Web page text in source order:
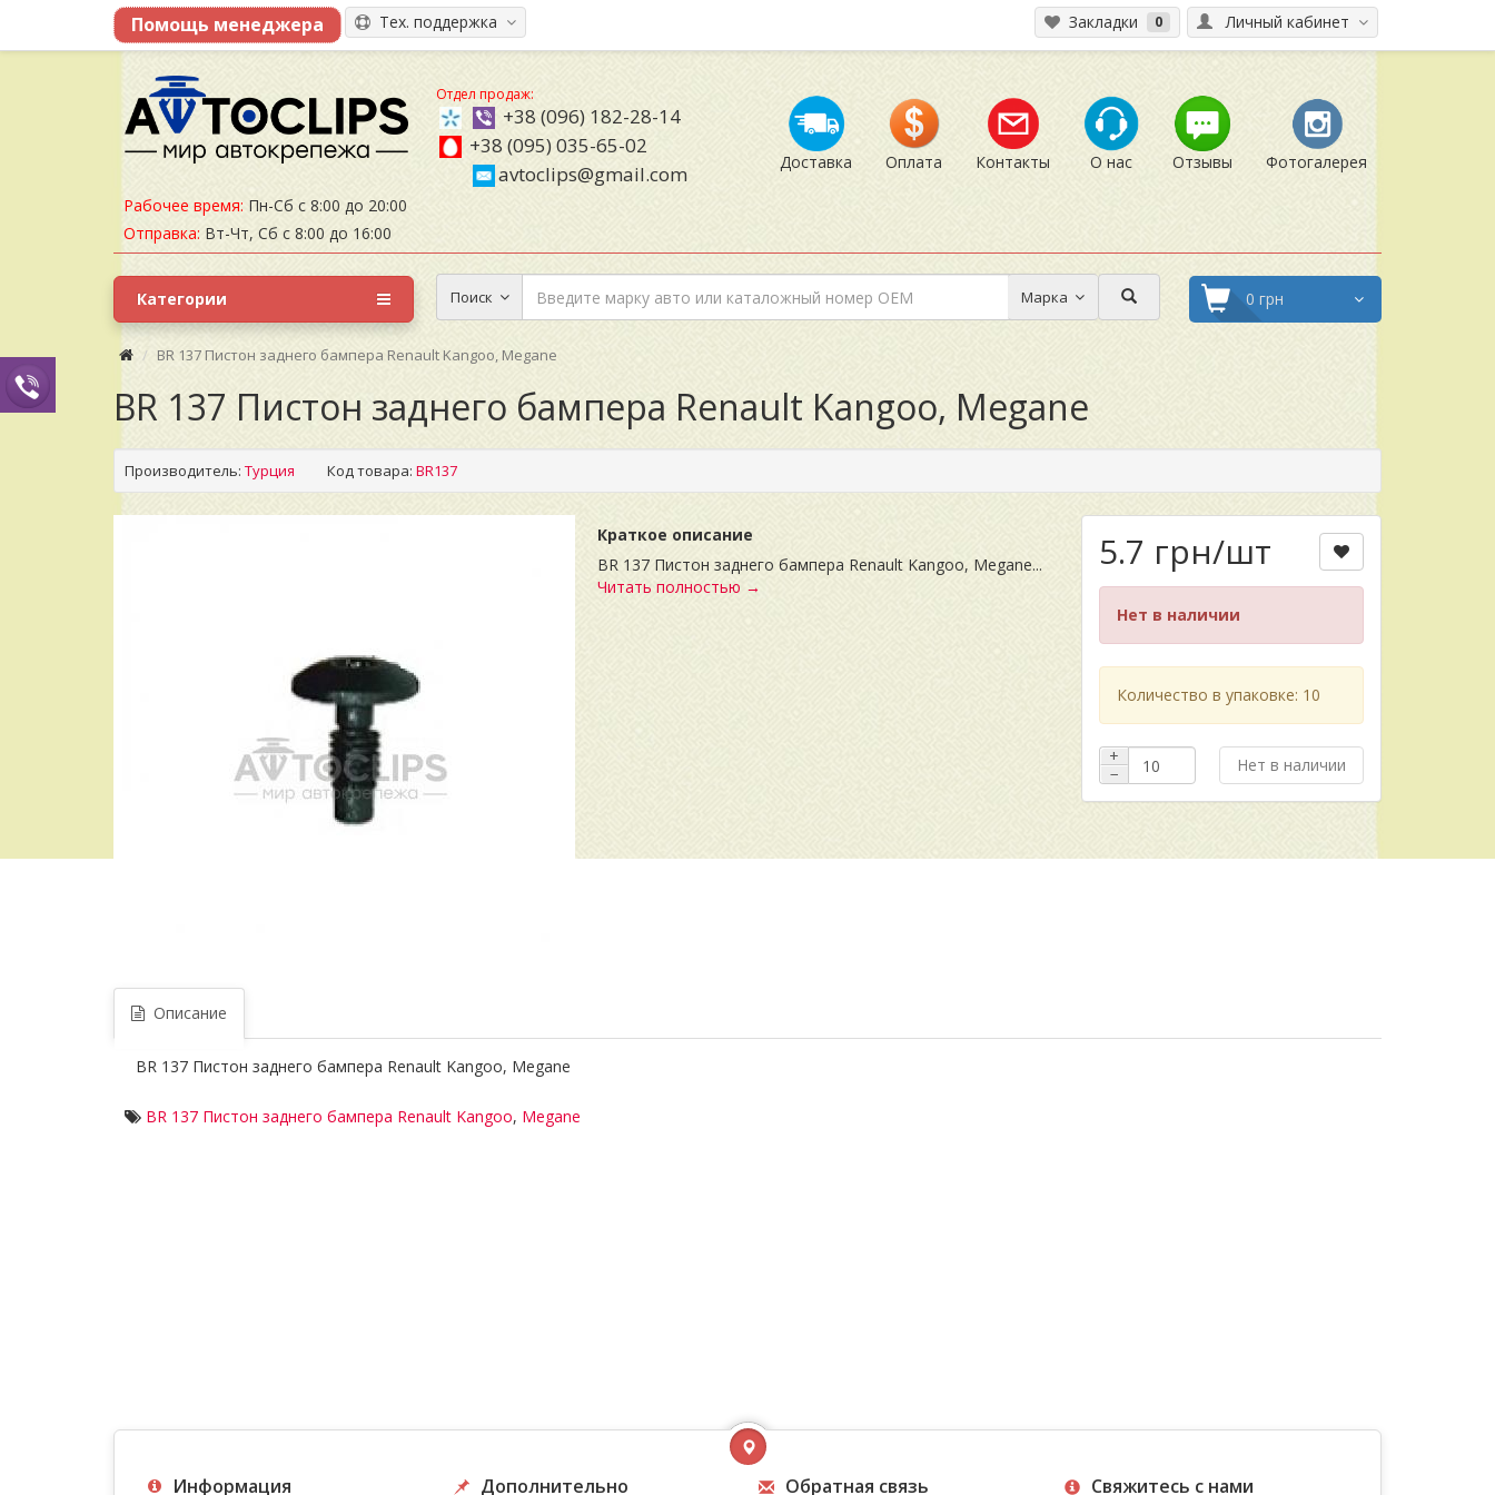
Личный кабинет
Тех. поддержка Закладки 0
Рабочее время: Пн-Сб с 8:00 до 20:00
Отправка: Вт-Чт, Сб с 8:00 до 16:00
Отдел продаж:
+38 (096) 182-28-14
+38 (095) 035-65-02
avtoclips@gmail.com
Доставка Оплата Контакты О нас Отзывы Фотогалерея
Поиск Марка 0 грн
Категории
BR 137 Пистон заднего бампера Renault Kangoo, Megane
BR 137 Пистон заднего бампера Renault Kangoo, Megane
Производитель: Турция Код товара: BR137
Краткое описание
BR 137 Пистон заднего бампера Renault Kangoo, Megane...
Читать полностью →
5.7 грн/шт
Нет в наличии
Количество в упаковке: 10
+
−
Нет в наличии
Описание
BR 137 Пистон заднего бампера Renault Kangoo, Megane
BR 137 Пистон заднего бампера Renault Kangoo, Megane
Информация Дополнительно Обратная связь Свяжитесь с нами